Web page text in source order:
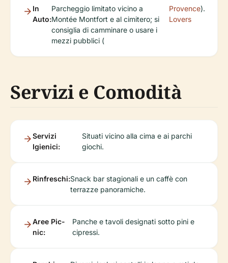
In
Auto:
Parcheggio limitato vicino a
Montée Montfort e al cimitero; si
consiglia di camminare o usare i
mezzi pubblici (
Provence
Lovers
).
Servizi e Comodità
Servizi
Igienici:
Situati vicino alla cima e ai parchi
giochi.
Rinfreschi:Snack bar stagionali e un caffè con
terrazze panoramiche.
Aree Pic-
nic:
Panche e tavoli designati sotto pini e
cipressi.